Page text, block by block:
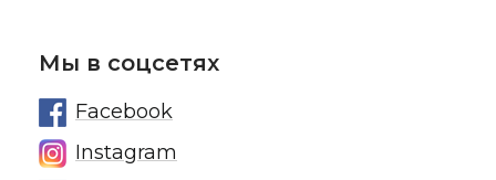
Мы в соцсетях
Facebook
Instagram